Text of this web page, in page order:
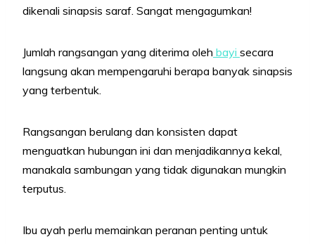
dikenali sinapsis saraf. Sangat mengagumkan!
Jumlah rangsangan yang diterima oleh bayi secara
langsung akan mempengaruhi berapa banyak sinapsis
yang terbentuk.
Rangsangan berulang dan konsisten dapat
menguatkan hubungan ini dan menjadikannya kekal,
manakala sambungan yang tidak digunakan mungkin
terputus.
Ibu ayah perlu memainkan peranan penting untuk